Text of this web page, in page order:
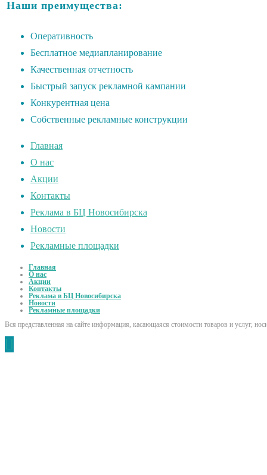
Наши преимущества:
Оперативность
Бесплатное медиапланирование
Качественная отчетность
Быстрый запуск рекламной кампании
Конкурентная цена
Собственные рекламные конструкции
Главная
О нас
Акции
Контакты
Реклама в БЦ Новосибирска
Новости
Рекламные площадки
Главная
О нас
Акции
Контакты
Реклама в БЦ Новосибирска
Новости
Рекламные площадки
Вся представленная на сайте информация, касающаяся стоимости товаров и услуг,